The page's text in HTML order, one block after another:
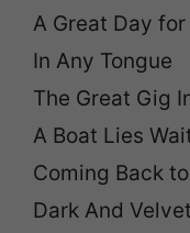
A Great Day
In Any Tongue
The Great Gig
A Boat Lies
Coming Back
Dark And